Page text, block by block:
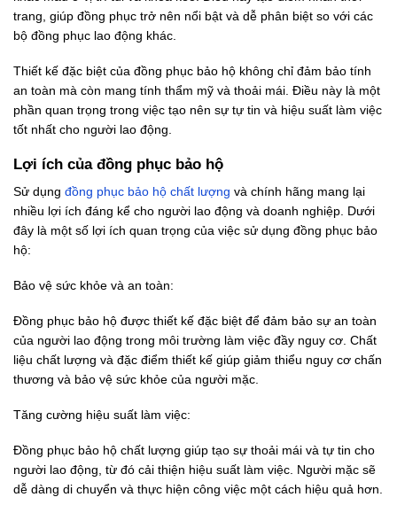
trang, giúp đồng phục trở nên nổi bật và dễ phân biệt so với các
bộ đồng phục lao động khác.
Thiết kế đặc biệt của đồng phục bảo hộ không chỉ đảm bảo tính
an toàn mà còn mang tính thẩm mỹ và thoải mái. Điều này là một
phần quan trọng trong việc tạo nên sự tự tin và hiệu suất làm việc
tốt nhất cho người lao động.
Lợi ích của đồng phục bảo hộ
Sử dụng đồng phục bảo hộ chất lượng và chính hãng mang lại
nhiều lợi ích đáng kể cho người lao động và doanh nghiệp. Dưới
đây là một số lợi ích quan trọng của việc sử dụng đồng phục bảo
hộ:
Bảo vệ sức khỏe và an toàn:
Đồng phục bảo hộ được thiết kế đặc biệt để đảm bảo sự an toàn
của người lao động trong môi trường làm việc đầy nguy cơ. Chất
liệu chất lượng và đặc điểm thiết kế giúp giảm thiểu nguy cơ chấn
thương và bảo vệ sức khỏe của người mặc.
Tăng cường hiệu suất làm việc:
Đồng phục bảo hộ chất lượng giúp tạo sự thoải mái và tự tin cho
người lao động, từ đó cải thiện hiệu suất làm việc. Người mặc sẽ
dễ dàng di chuyển và thực hiện công việc một cách hiệu quả hơn.